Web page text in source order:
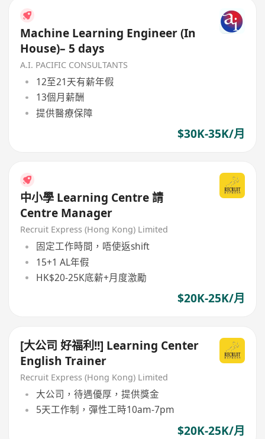
Machine Learning Engineer (In
House)– 5 days
A.I. PACIFIC CONSULTANTS
12至21天有薪年假
13個月薪酬
提供醫療保障
$30K-35K/月
中小學 Learning Centre 請
Centre Manager
Recruit Express (Hong Kong) Limited
固定工作時間，唔使返shift
15+1 AL年假
HK$20-25K底薪+月度激勵
$20K-25K/月
[大公司 好福利!!] Learning Center
English Trainer
Recruit Express (Hong Kong) Limited
大公司，待遇優厚，提供獎金
5天工作制，彈性工時10am-7pm
$20K-25K/月